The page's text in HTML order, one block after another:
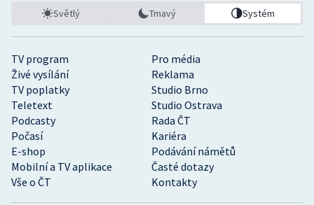
TV program
Pro média
Živé vysílání
Reklama
TV poplatky
Studio Brno
Teletext
Studio Ostrava
Podcasty
Rada ČT
Počasí
Kariéra
E-shop
Podávání námětů
Mobilní a TV aplikace
Časté dotazy
Vše o ČT
Kontakty
Světlý Tmavý Systém